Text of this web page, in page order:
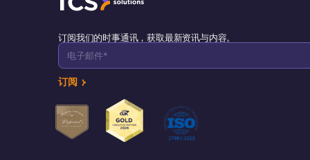
订阅我们的时事通讯，获取最新资讯与内容。
订阅